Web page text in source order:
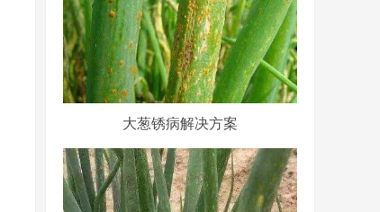
大葱锈病解决方案